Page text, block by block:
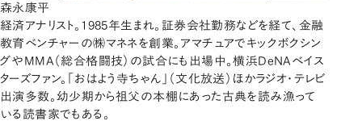
森永康平
経済アナリスト。1985年生まれ。証券会社勤務などを経て、金融
教育ベンチャーの㈱マネネを創業。アマチュアでキックボクシン
グやMMA（総合格闘技）の試合にも出場中。横浜DeNAベイス
ターズファン。「おはよう寺ちゃん」（文化放送）ほかラジオ・テレビ
出演多数。幼少期から祖父の本棚にあった古典を読み漁って
いる読書家でもある。